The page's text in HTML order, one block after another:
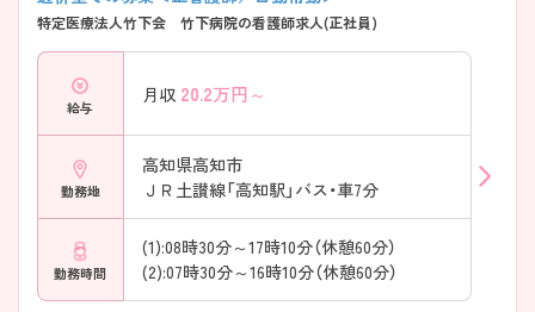
特定医療法人竹下会 竹下病院の看護師求人(正社員)
給与
月収 20.2万円～
勤務地
高知県高知市
ＪＲ土讃線「高知駅」バス・車7分
勤務時間
(1):08時30分～17時10分（休憩60分）
(2):07時30分～16時10分（休憩60分）